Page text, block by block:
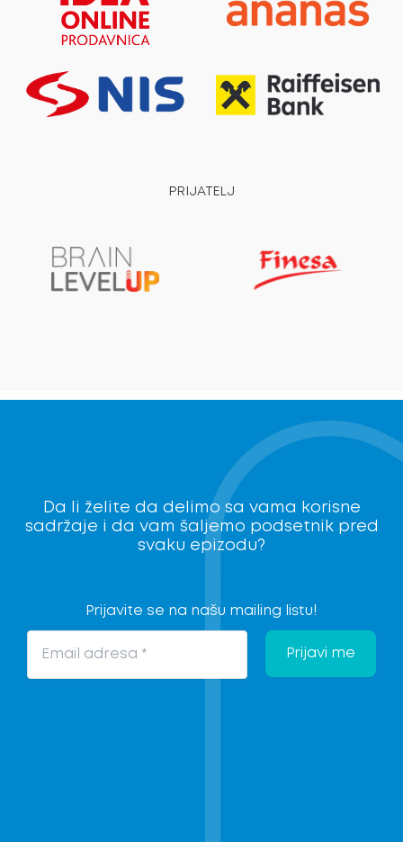
PRIJATELJ
Da li želite da delimo sa vama korisne
sadržaje i da vam šaljemo podsetnik pred
svaku epizodu?
Prijavite se na našu mailing listu!